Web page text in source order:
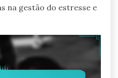
na gestão do estresse e